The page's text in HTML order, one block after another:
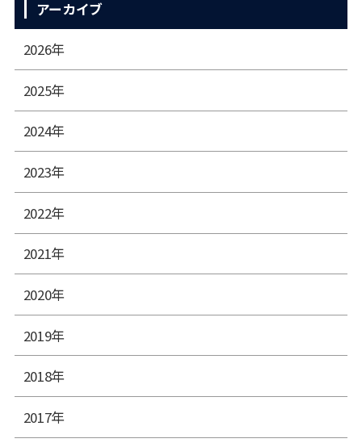
アーカイブ
2026年
2025年
2024年
2023年
2022年
2021年
2020年
2019年
2018年
2017年